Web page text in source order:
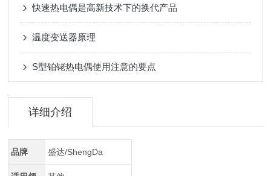
快速热电偶是高新技术下的换代产品
温度变送器原理
S型铂铑热电偶使用注意的要点
详细介绍
品牌 盛达/ShengDa